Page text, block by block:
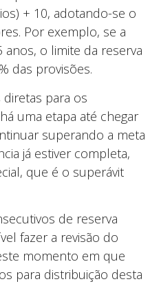
+ 10, adotando-se o
Por exemplo, se a
anos, o limite da reserva
das provisões.
diretas para os
uma etapa até chegar
superando a meta
já estiver completa,
que é o superávit
de reserva
fazer a revisão do
momento em que
para distribuição desta